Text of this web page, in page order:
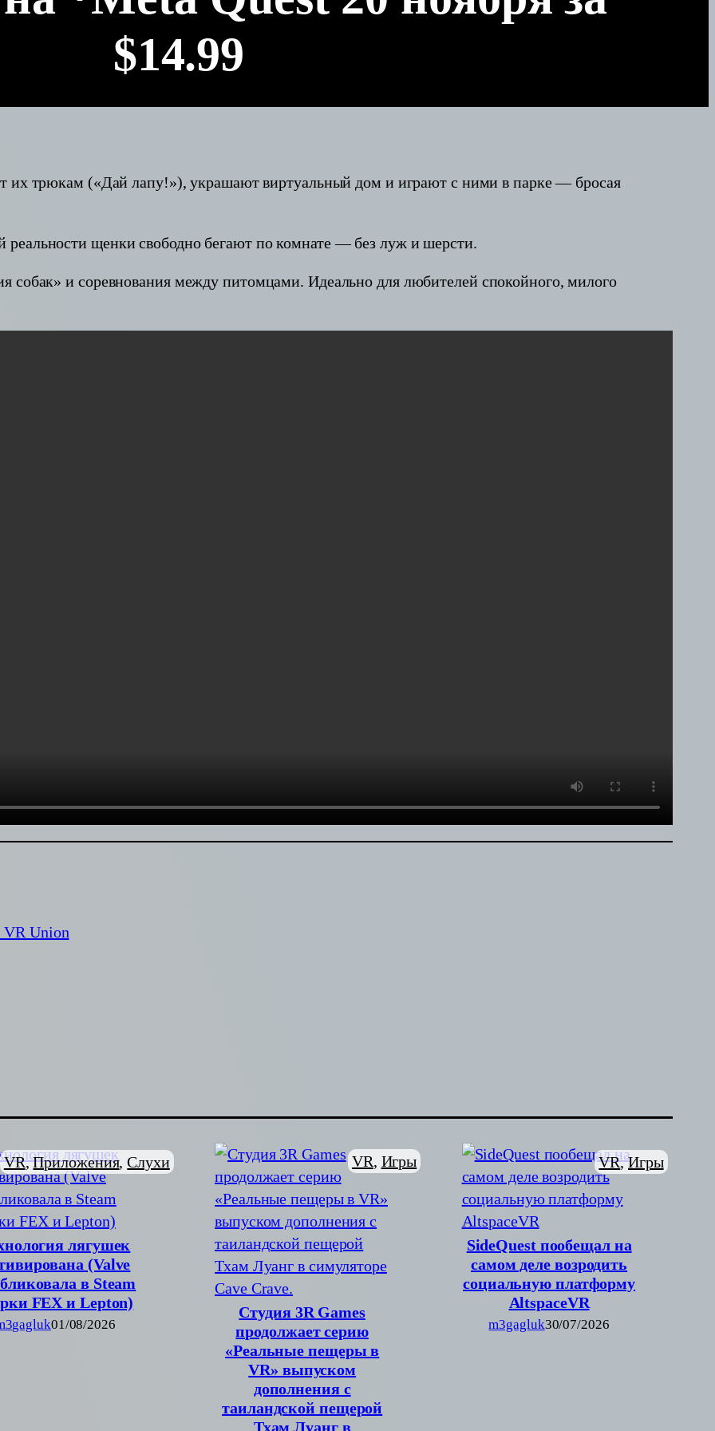
$14.99
их трюкам («Дай лапу!»), украшают виртуальный дом и играют с ними в парке — бросая
щенки свободно бегают по комнате — без луж и шерсти.
собак» и соревнования между питомцами. Идеально для любителей спокойного, милого
VR Union
лягушек
(Valve
в Steam
FEX и Lepton)
VR, Приложения, Слухи
01/08/2026
Студия 3R Games
продолжает серию
«Реальные пещеры в
VR» выпуском
дополнения с
таиландской пещерой
Тхам Луанг в
VR, Игры
SideQuest пообещал на
самом деле возродить
социальную платформу
AltspaceVR
VR, Игры
m3gagluk30/07/2026